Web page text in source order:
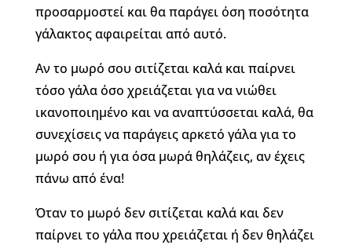
προσαρμοστεί και θα παράγει όση ποσότητα
γάλακτος αφαιρείται από αυτό.
Αν το μωρό σου σιτίζεται καλά και παίρνει
τόσο γάλα όσο χρειάζεται για να νιώθει
ικανοποιημένο και να αναπτύσσεται καλά, θα
συνεχίσεις να παράγεις αρκετό γάλα για το
μωρό σου ή για όσα μωρά θηλάζεις, αν έχεις
πάνω από ένα!
Όταν το μωρό δεν σιτίζεται καλά και δεν
παίρνει το γάλα που χρειάζεται ή δεν θηλάζει